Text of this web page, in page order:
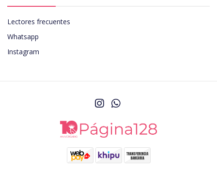
Lectores frecuentes
Whatsapp
Instagram